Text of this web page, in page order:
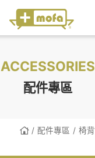
ACCESSORIES
配件專區
配件專區 椅背